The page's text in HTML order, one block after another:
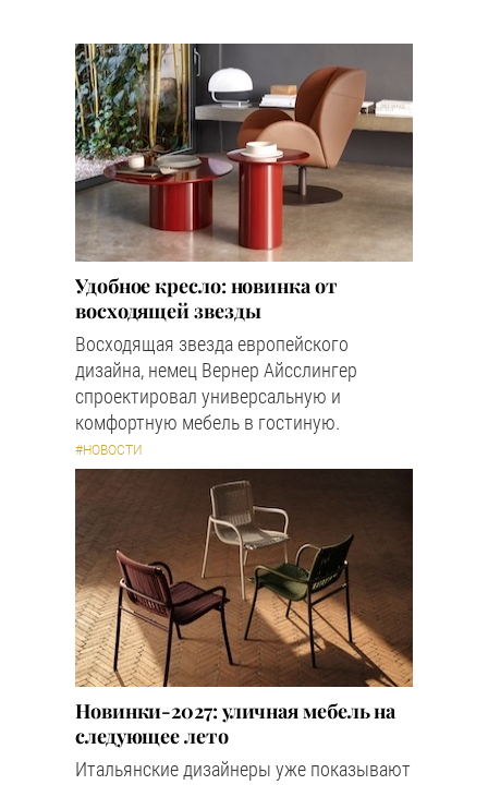
Удобное кресло: новинка от
восходящей звезды
Восходящая звезда европейского
дизайна, немец Вернер Айсслингер
спроектировал универсальную и
комфортную мебель в гостиную.
#НОВОСТИ
Новинки-2027: уличная мебель на
следующее лето
Итальянские дизайнеры уже показывают